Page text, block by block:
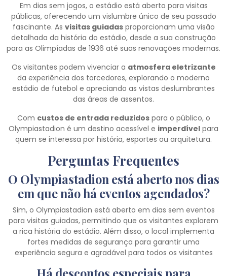
Em dias sem jogos, o estádio está aberto para visitas
públicas, oferecendo um vislumbre único de seu passado
fascinante. As visitas guiadasproporcionam uma visão
detalhada da história do estádio, desde a sua construção
para as Olimpíadas de 1936 até suas renovações modernas.
Os visitantes podem vivenciar a atmosfera eletrizante
da experiência dos torcedores, explorando o moderno
estádio de futebol e apreciando as vistas deslumbrantes
das áreas de assentos.
Com custos de entrada reduzidospara o público, o
Olympiastadion é um destino acessível e imperdível para
quem se interessa por história, esportes ou arquitetura.
Perguntas Frequentes
O Olympiastadion está aberto nos dias
em que não há eventos agendados?
Sim, o Olympiastadion está aberto em dias sem eventos
para visitas guiadas, permitindo que os visitantes explorem
a rica história do estádio. Além disso, o local implementa
fortes medidas de segurança para garantir uma
experiência segura e agradável para todos os visitantes